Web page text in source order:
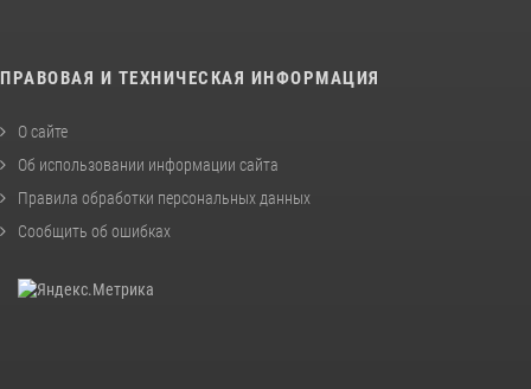
ПРАВОВАЯ И ТЕХНИЧЕСКАЯ ИНФОРМАЦИЯ
О сайте
Об использовании информации сайта
Правила обработки персональных данных
Сообщить об ошибках